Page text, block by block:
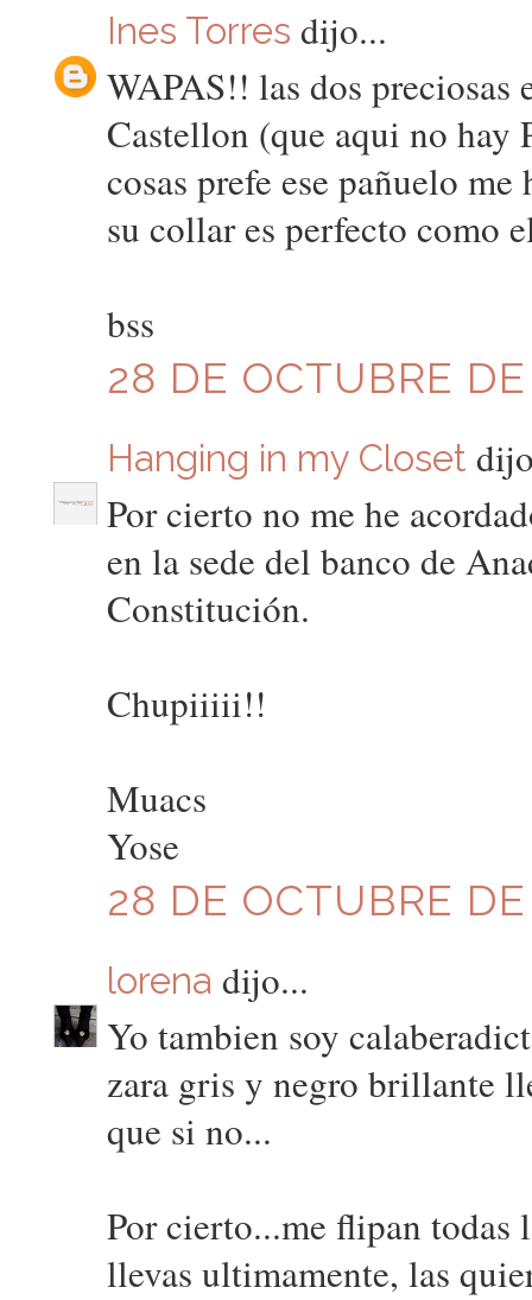
Ines Torres dijo...
WAPAS!! las dos
Castellon (que aqui no hay
cosas prefe ese pañuelo
su collar es perfecto como
bss
28 DE OCTUBRE
Hanging in my Closet
Por cierto no me he
en la sede del banco de
Constitución.
Chupiiiii!!
Muacs
Yose
28 DE OCTUBRE
lorena dijo...
Yo tambien soy
zara gris y negro brillante
que si no...
Por cierto...me flipan todas
llevas ultimamente, las